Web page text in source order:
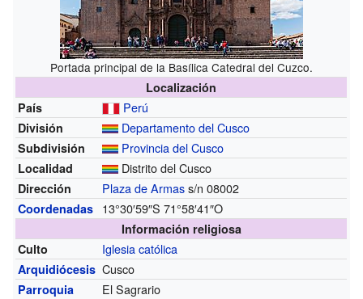
Portada principal de la Basílica Catedral del Cuzco.
Localización
País
Perú
División Departamento del Cusco
Subdivisión Provincia del Cusco
Localidad Distrito del Cusco
Dirección Plaza de Armass/n 08002
Coordenadas 13°30′59″S 71°58′41″O
Información religiosa
Culto
Iglesia católica
Arquidiócesis Cusco
Parroquia El Sagrario